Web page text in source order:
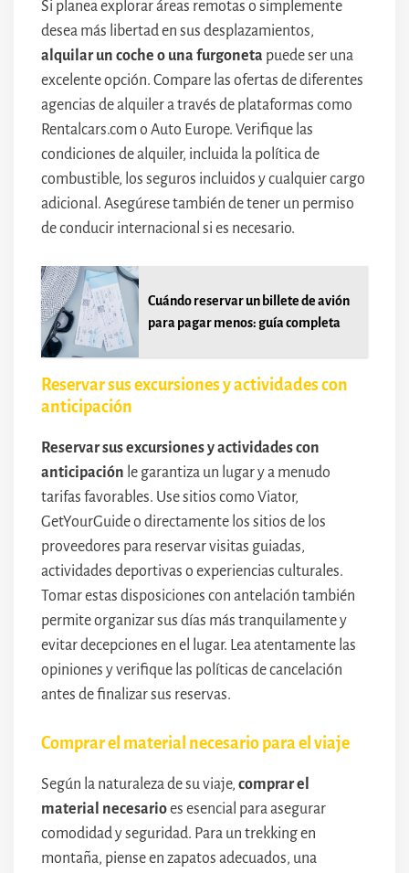
Si planea explorar áreas remotas o simplemente
desea más libertad en sus desplazamientos,
alquilar un coche o una furgoneta puede ser una
excelente opción. Compare las ofertas de diferentes
agencias de alquiler a través de plataformas como
Rentalcars.com o Auto Europe. Verifique las
condiciones de alquiler, incluida la política de
combustible, los seguros incluidos y cualquier cargo
adicional. Asegúrese también de tener un permiso
de conducir internacional si es necesario.
Cuándo reservar un billete de avión
para pagar menos: guía completa
Reservar sus excursiones y actividades con
anticipación
Reservar sus excursiones y actividades con
anticipación le garantiza un lugar y a menudo
tarifas favorables. Use sitios como Viator,
GetYourGuide o directamente los sitios de los
proveedores para reservar visitas guiadas,
actividades deportivas o experiencias culturales.
Tomar estas disposiciones con antelación también
permite organizar sus días más tranquilamente y
evitar decepciones en el lugar. Lea atentamente las
opiniones y verifique las políticas de cancelación
antes de finalizar sus reservas.
Comprar el material necesario para el viaje
Según la naturaleza de su viaje, comprar el
material necesarioes esencial para asegurar
comodidad y seguridad. Para un trekking en
montaña, piense en zapatos adecuados, una